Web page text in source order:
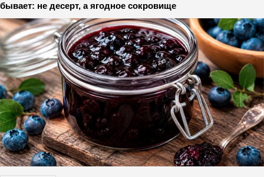
бывает: не десерт, а ягодное сокровище